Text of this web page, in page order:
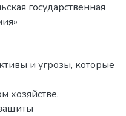
государственная
и угрозы, которые
хозяйстве.